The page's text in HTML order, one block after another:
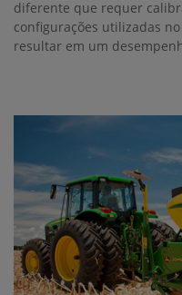
diferente que requer
configurações utilizadas
resultar em um